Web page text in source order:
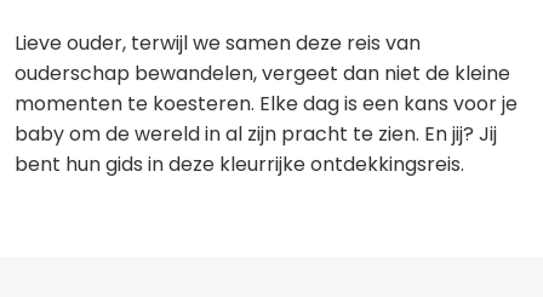
Lieve ouder, terwijl we samen deze reis van
ouderschap bewandelen, vergeet dan niet de kleine
momenten te koesteren. Elke dag is een kans voor je
baby om de wereld in al zijn pracht te zien. En jij? Jij
bent hun gids in deze kleurrijke ontdekkingsreis.